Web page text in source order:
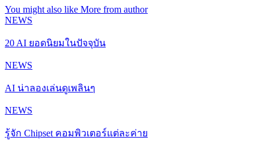
You might also like More from author
NEWS
20 AI ยอดนิยมในปัจจุบัน
NEWS
AI น่าลองเล่นดูเพลินๆ
NEWS
รู้จัก Chipset คอมพิวเตอร์แต่ละค่าย